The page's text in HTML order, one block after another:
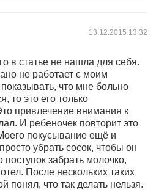
13.12.2015 13:32
в статье не нашла для себя.
не работает с моим
что мне больно
то это его только
привлечение внимания к
И ребеночек повторит это
покусывание ещё и
убрать сосок, чтобы он
поступок забрать молочко,
После нескольких таких
понял, что так делать нельзя.